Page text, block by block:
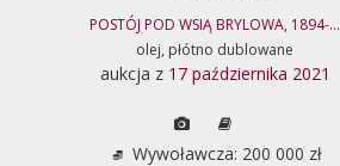
POSTÓJ POD WSIĄ BRYLOWA, 1894-...
olej, płótno dublowane
aukcja z 17 października 2021
Wywoławcza: 200 000 zł